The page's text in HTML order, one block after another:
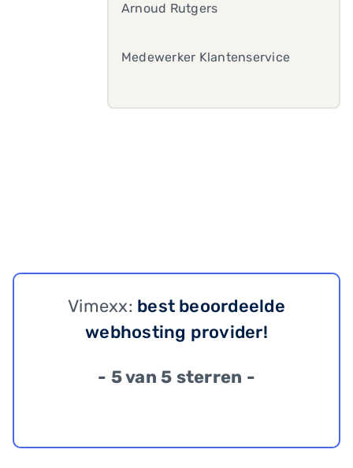
Arnoud Rutgers
Medewerker Klantenservice
Vimexx: best beoordeelde
webhosting provider!
- 5 van 5 sterren -